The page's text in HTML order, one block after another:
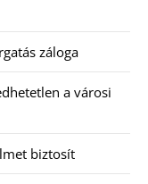
záloga
a városi
biztosít